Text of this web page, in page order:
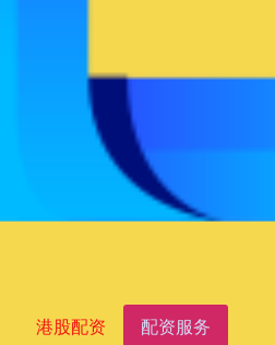
港股配资 配资服务